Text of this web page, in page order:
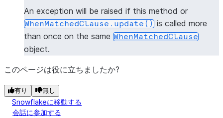
An exception will be raised if this method or
WhenMatchedClause.update() is called more
than once on the same WhenMatchedClause
object.
このページは役に立ちましたか?
有り 無し
Snowflakeに移動する
会話に参加する